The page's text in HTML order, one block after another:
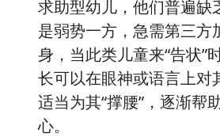
求助型幼儿，他们普遍缺
是弱势一方，急需第三方
身，当此类儿童来“告状”
长可以在眼神或语言上对
适当为其“撑腰”，逐渐帮
心。